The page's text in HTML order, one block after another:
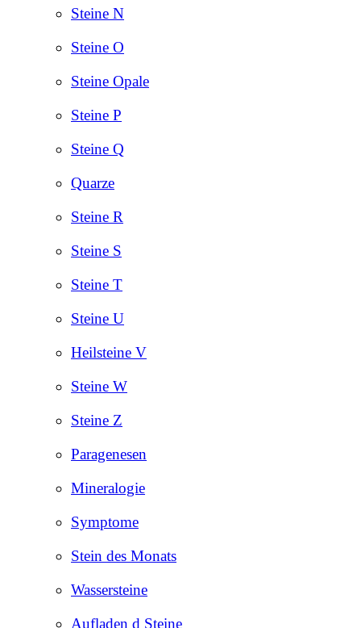
Steine N
Steine O
Steine Opale
Steine P
Steine Q
Quarze
Steine R
Steine S
Steine T
Steine U
Heilsteine V
Steine W
Steine Z
Paragenesen
Mineralogie
Symptome
Stein des Monats
Wassersteine
Aufladen d Steine